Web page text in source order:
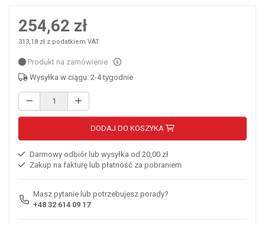
254,62 zł
313,18 zł z podatkiem VAT
Produkt na zamówienie
Wysyłka w ciągu: 2-4 tygodnie
DODAJ DO KOSZYKA
Darmowy odbiór lub wysyłka od 20,00 zł
Zakup na fakturę lub płatność za pobraniem
Masz pytanie lub potrzebujesz porady?
+48 32 614 09 17